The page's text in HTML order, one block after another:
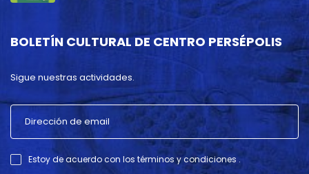
BOLETÍN CULTURAL DE CENTRO PERSÉPOLIS
Sigue nuestras actividades.
Estoy de acuerdo con los términos y condiciones .